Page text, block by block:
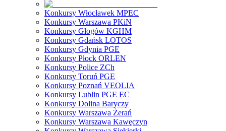
Konkursy Włocławek MPEC
Konkursy Warszawa PKiN
Konkursy Głogów KGHM
Konkursy Gdańsk LOTOS
Konkursy Gdynia PGE
Konkursy Płock ORLEN
Konkursy Police ZCh
Konkursy Toruń PGE
Konkursy Poznań VEOLIA
Konkursy Lublin PGE EC
Konkursy Dolina Baryczy
Konkursy Warszawa Żerań
Konkursy Warszawa Kawęczyn